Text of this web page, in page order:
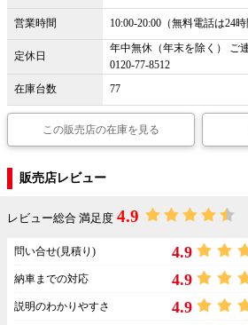
営業時間 10:00-20:00（無料電話は24
定休日
年中無休（年末を除く） ご
0120-77-8512
在庫台数
77
この販売店の在庫を見る
販売店レビュー
レビュー総合 満足度 4.9
問い合せ(見積り) 4.9
納車までの対応 4.9
説明のわかりやすさ 4.9